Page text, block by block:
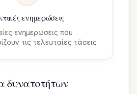
ενημερώσεις
ενημερώσεις που
τις τελευταίες τάσεις
δυνατοτήτων